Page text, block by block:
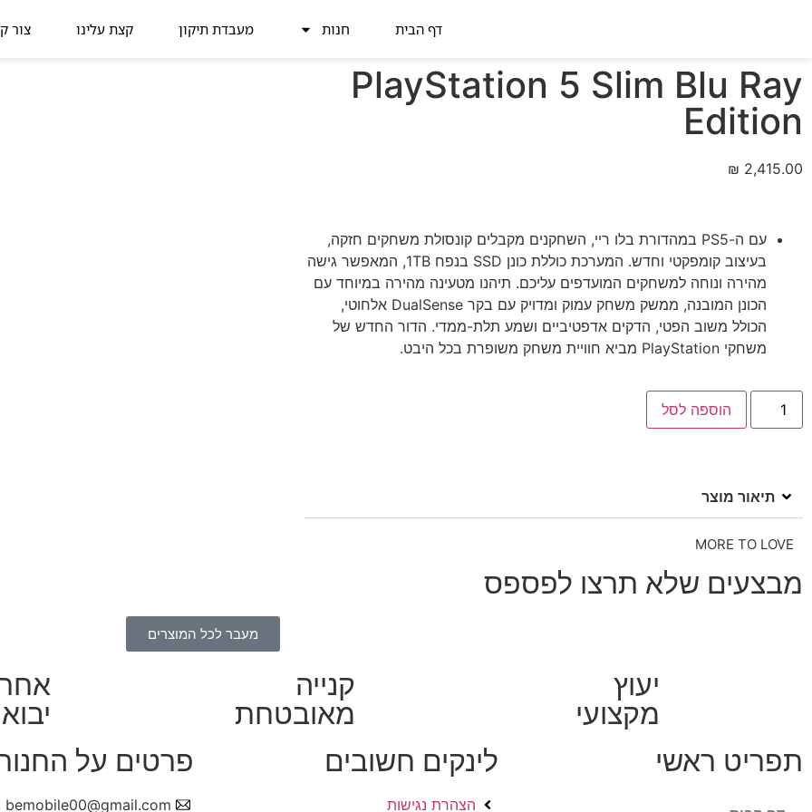
דף הבית חנות מעבדת תיקון קצת עלינו צור
PlayStation 5 Slim Blu Ray
Edition
₪ 2,415.00
עם ה-PS5 במהדורת בלו ריי, השחקנים מקבלים קונסולת משחקים חזקה,
בעיצוב קומפקטי וחדש. המערכת כוללת כונן SSD בנפח 1TB, המאפשר גישה
מהירה ונוחה למשחקים המועדפים עליכם. תיהנו מטעינה מהירה במיוחד עם
הכונן המובנה, ממשק משחק עמוק ומדויק עם בקר DualSense אלחוטי,
הכולל משוב הפטי, הדקים אדפטיביים ושמע תלת-ממדי. הדור החדש של
משחקי PlayStation מביא חוויית משחק משופרת בכל היבט.
הוספה לסל
תיאור מוצר
MORE TO LOVE
מבצעים שלא תרצו לפספס
מעבר לכל המוצרים
יעוץ
מקצועי
קנייה
מאובטחת
תפריט ראשי
לינקים חשובים
הצהרת נגישות
פרטים על
bemobile00@gmail.com